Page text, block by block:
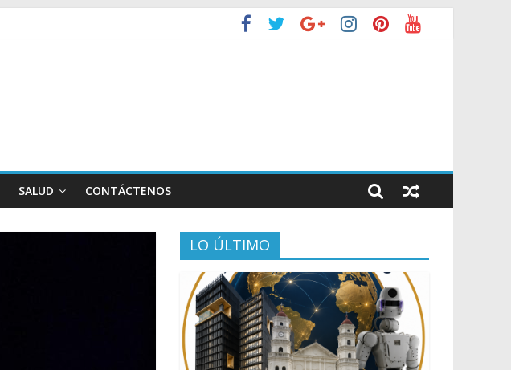
SALUD CONTÁCTENOS
LO ÚLTIMO